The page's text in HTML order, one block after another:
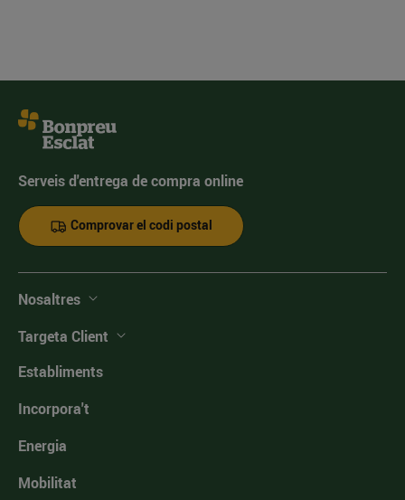
Serveis d'entrega de compra online
Comprovar el codi postal
Nosaltres
Targeta Client
Establiments
Incorpora't
Energia
Mobilitat